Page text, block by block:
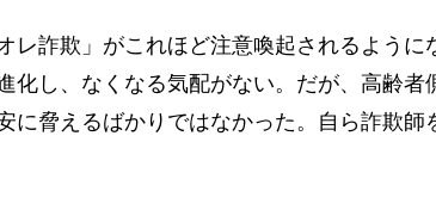
オレ詐欺」がこれほど注意喚起されるよう
化し、なくなる気配がない。だが、高齢者
に脅えるばかりではなかった。自ら詐欺師